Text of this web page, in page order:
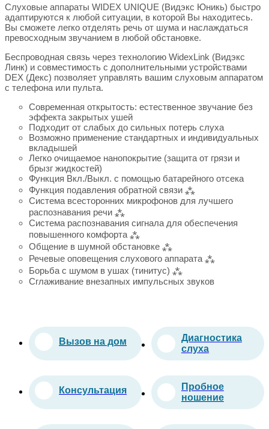
Слуховые аппараты WIDEX UNIQUE (Видэкс Юникь) быстро
адаптируются к любой ситуации, в которой Вы находитесь.
Вы сможете легко отделять речь от шума и наслаждаться
превосходным звучанием в любой обстановке.
Беспроводная связь через технологию WidexLink (Видэкс
Линк) и совместимость с дополнительными устройствами
DEX (Декс) позволяет управлять вашим слуховым аппаратом
с телефона или пульта.
Современная открытость: естественное звучание без
эффекта закрытых ушей
Подходит от слабых до сильных потерь слуха
Возможно применение стандартных и индивидуальных
вкладышей
Легко очищаемое нанопокрытие (защита от грязи и
брызг жидкостей)
Функция Вкл./Выкл. с помощью батарейного отсека
Функция подавления обратной связи ⁂
Система всесторонних микрофонов для лучшего
распознавания речи ⁂
Система распознавания сигнала для обеспечения
повышенного комфорта ⁂
Общение в шумной обстановке ⁂
Речевые оповещения слухового аппарата ⁂
Борьба с шумом в ушах (тинитус) ⁂
Сглаживание внезапных импульсных звуков
Вызов на дом
Диагностика
слуха
Консультация
Пробное
ношение